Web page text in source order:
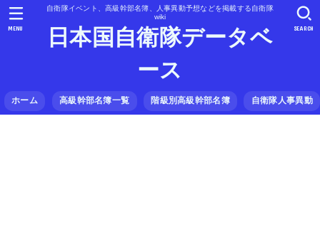
自衛隊イベント、高級幹部名簿、人事異動予想などを掲載する自衛隊
wiki
日本国自衛隊データベ
ース
ホーム 高級幹部名簿一覧 階級別高級幹部名簿 自衛隊人事異動
SEARCH
MENU